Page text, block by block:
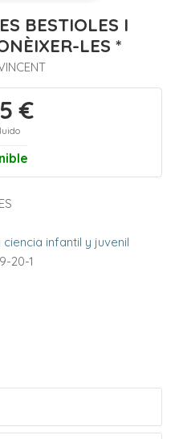
BESTIOLES I
LES *
€
infantil y juvenil
20-1